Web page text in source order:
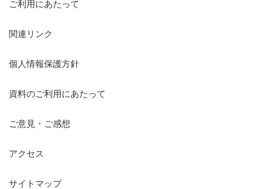
ご利用にあたって
関連リンク
個人情報保護方針
資料のご利用にあたって
ご意見・ご感想
アクセス
サイトマップ